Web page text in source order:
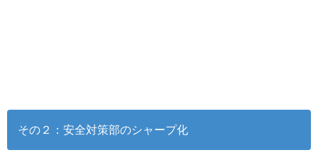
その２：安全対策部のシャープ化